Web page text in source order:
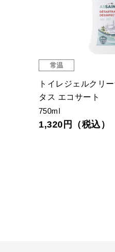
出し
常温
有機めんつゆ 2倍
240ｍｌ
592円（税込）